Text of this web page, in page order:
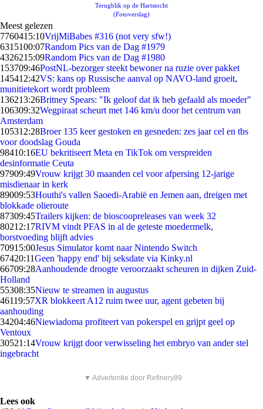
Terugblik op de Hartstocht
(Fotoverslag)
Meest gelezen
7760415:10VrijMiBabes #316 (not very sfw!)
6315100:07Random Pics van de Dag #1979
4326215:09Random Pics van de Dag #1980
153709:46PostNL-bezorger steekt bewoner na ruzie over pakket
145412:42VS: kans op Russische aanval op NAVO-land groeit,
munitietekort wordt probleem
136213:26Britney Spears: "Ik geloof dat ik heb gefaald als moeder"
106309:32Wegpiraat scheurt met 146 km/u door het centrum van
Amsterdam
105312:28Broer 135 keer gestoken en gesneden: zes jaar cel en tbs
voor doodslag Gouda
98410:16EU bekritiseert Meta en TikTok om verspreiden
desinformatie Ceuta
97909:49Vrouw krijgt 30 maanden cel voor afpersing 12-jarige
misdienaar in kerk
89009:53Houthi's vallen Saoedi-Arabië en Jemen aan, dreigen met
blokkade olieroute
87309:45Trailers kijken: de bioscoopreleases van week 32
80212:17RIVM vindt PFAS in al de geteste moedermelk,
borstvoeding blijft advies
70915:00Jesus Simulator komt naar Nintendo Switch
67420:11Geen 'happy end' bij seksdate via Kinky.nl
66709:28Aanhoudende droogte veroorzaakt scheuren in dijken Zuid-
Holland
55308:35Nieuw te streamen in augustus
46119:57XR blokkeert A12 ruim twee uur, agent gebeten bij
aanhouding
34204:46Niewiadoma profiteert van pokerspel en grijpt geel op
Ventoux
30521:14Vrouw krijgt door verwisseling het embryo van ander stel
ingebracht
▼ Advertentie door Refinery89
Lees ook